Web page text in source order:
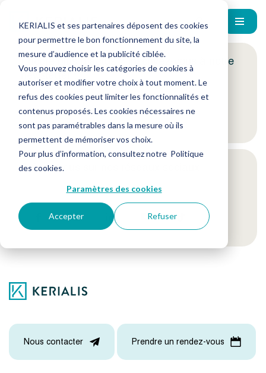
KERIALIS et ses partenaires déposent des cookies
pour permettre le bon fonctionnement du site, la
mesure d’audience et la publicité ciblée.
Vous pouvez choisir les catégories de cookies à
autoriser et modifier votre choix à tout moment. Le
refus des cookies peut limiter les fonctionnalités et
contenus proposés. Les cookies nécessaires ne
sont pas paramétrables dans la mesure où ils
permettent de mémoriser vos choix.
Pour plus d’information, consultez notre Politique
des cookies.
Paramètres des cookies
Accepter Refuser
Encore plus d'actus ? Inscrivez-vous à notre
newsletter !
Je m'inscris
Suivez-nous sur nos réseaux sociaux
Nous contacter Prendre un rendez-vous